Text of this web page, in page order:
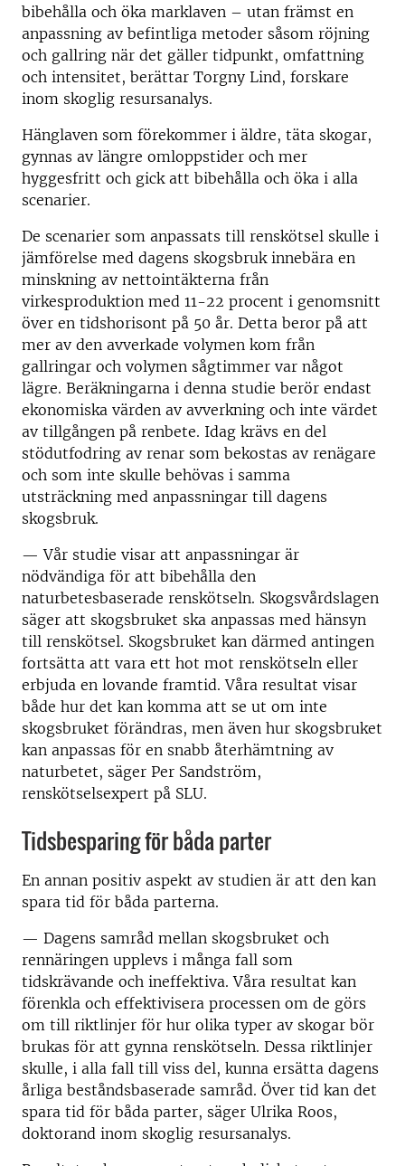
bibehålla och öka marklaven – utan främst en
anpassning av befintliga metoder såsom röjning
och gallring när det gäller tidpunkt, omfattning
och intensitet, berättar Torgny Lind, forskare
inom skoglig resursanalys.
Hänglaven som förekommer i äldre, täta skogar,
gynnas av längre omloppstider och mer
hyggesfritt och gick att bibehålla och öka i alla
scenarier.
De scenarier som anpassats till renskötsel skulle i
jämförelse med dagens skogsbruk innebära en
minskning av nettointäkterna från
virkesproduktion med 11-22 procent i genomsnitt
över en tidshorisont på 50 år. Detta beror på att
mer av den avverkade volymen kom från
gallringar och volymen sågtimmer var något
lägre. Beräkningarna i denna studie berör endast
ekonomiska värden av avverkning och inte värdet
av tillgången på renbete. Idag krävs en del
stödutfodring av renar som bekostas av renägare
och som inte skulle behövas i samma
utsträckning med anpassningar till dagens
skogsbruk.
— Vår studie visar att anpassningar är
nödvändiga för att bibehålla den
naturbetesbaserade renskötseln. Skogsvårdslagen
säger att skogsbruket ska anpassas med hänsyn
till renskötsel. Skogsbruket kan därmed antingen
fortsätta att vara ett hot mot renskötseln eller
erbjuda en lovande framtid. Våra resultat visar
både hur det kan komma att se ut om inte
skogsbruket förändras, men även hur skogsbruket
kan anpassas för en snabb återhämtning av
naturbetet, säger Per Sandström,
renskötselsexpert på SLU.
Tidsbesparing för båda parter
En annan positiv aspekt av studien är att den kan
spara tid för båda parterna.
— Dagens samråd mellan skogsbruket och
rennäringen upplevs i många fall som
tidskrävande och ineffektiva. Våra resultat kan
förenkla och effektivisera processen om de görs
om till riktlinjer för hur olika typer av skogar bör
brukas för att gynna renskötseln. Dessa riktlinjer
skulle, i alla fall till viss del, kunna ersätta dagens
årliga beståndsbaserade samråd. Över tid kan det
spara tid för båda parter, säger Ulrika Roos,
doktorand inom skoglig resursanalys.